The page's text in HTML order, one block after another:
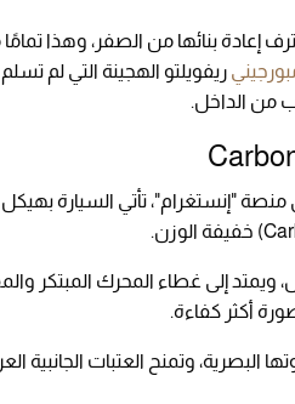
إعادة بنائها من الصفر، وهذا
ريفويلتو الهجينة التي لم
من الداخل.
"إنستغرام"، تأتي السيارة
ويمتد إلى غطاء المحرك المبتكر
أكثر كفاءة.
وتمنح العتبات الجانبية